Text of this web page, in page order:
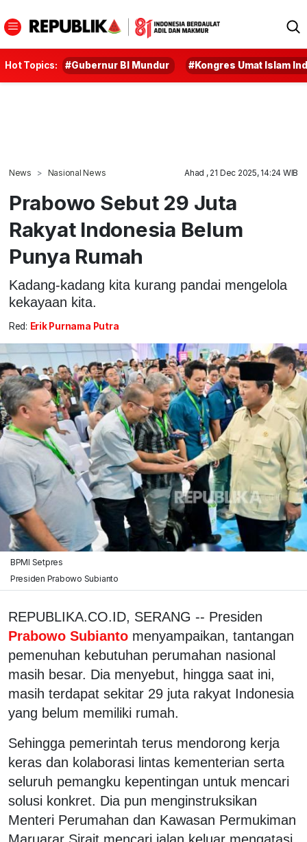
Hot Topics: #Gubernur BI Mundur #Kongres Umat Islam
News Nasional News Ahad , 21 Dec 2025, 14:24 WIB
Prabowo Sebut 29 Juta
Rakyat Indonesia Belum
Punya Rumah
Kadang-kadang kita kurang pandai mengelola
kekayaan kita.
Red: Erik Purnama Putra
BPMI Setpres
Presiden Prabowo Subianto
REPUBLIKA.CO.ID, SERANG -- Presiden
Prabowo Subianto menyampaikan, tantangan
pemenuhan kebutuhan perumahan nasional
masih besar. Dia menyebut, hingga saat ini,
masih terdapat sekitar 29 juta rakyat Indonesia
yang belum memiliki rumah.
Sehingga pemerintah terus mendorong kerja
keras dan kolaborasi lintas kementerian serta
seluruh pemangku kepentingan untuk mencari
solusi konkret. Dia pun menginstruksikan
Menteri Perumahan dan Kawasan Permukiman